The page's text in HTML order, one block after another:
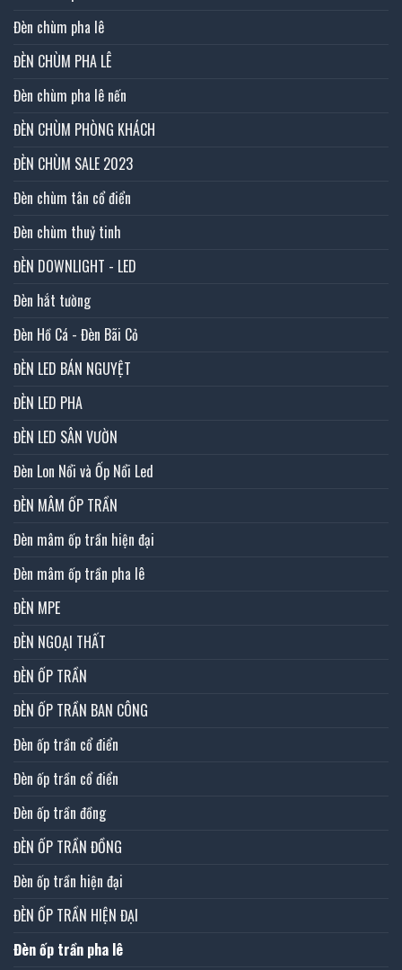
Đèn chùm pha lê
ĐÈN CHÙM PHA LÊ
Đèn chùm pha lê nến
ĐÈN CHÙM PHÒNG KHÁCH
ĐÈN CHÙM SALE 2023
Đèn chùm tân cổ điển
Đèn chùm thuỷ tinh
ĐÈN DOWNLIGHT - LED
Đèn hắt tường
Đèn Hồ Cá - Đèn Bãi Cỏ
ĐÈN LED BÁN NGUYỆT
ĐÈN LED PHA
ĐÈN LED SÂN VƯỜN
Đèn Lon Nổi và Ốp Nổi Led
ĐÈN MÂM ỐP TRẦN
Đèn mâm ốp trần hiện đại
Đèn mâm ốp trần pha lê
ĐÈN MPE
ĐÈN NGOẠI THẤT
ĐÈN ỐP TRẦN
ĐÈN ỐP TRẦN BAN CÔNG
Đèn ốp trần cổ điển
Đèn ốp trần cổ điển
Đèn ốp trần đồng
ĐÈN ỐP TRẦN ĐỒNG
Đèn ốp trần hiện đại
ĐÈN ỐP TRẦN HIỆN ĐẠI
Đèn ốp trần pha lê